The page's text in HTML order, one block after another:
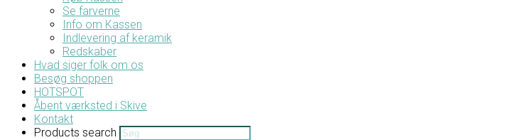
Se farverne
Info om Kassen
Indlevering af keramik
Redskaber
Hvad siger folk om os
Besøg shoppen
HOTSPOT
Åbent værksted i Skive
Kontakt
Products search